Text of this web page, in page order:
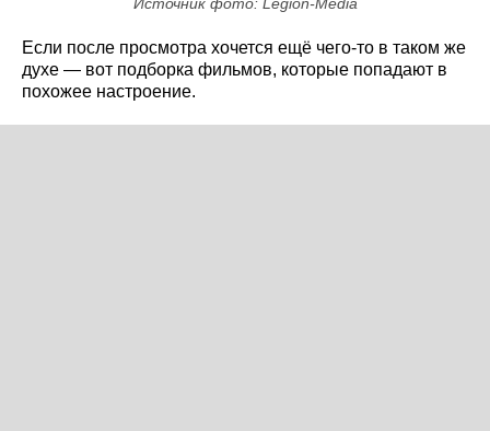
Если после просмотра хочется ещё чего-то в таком же
духе — вот подборка фильмов, которые попадают в
похожее настроение.